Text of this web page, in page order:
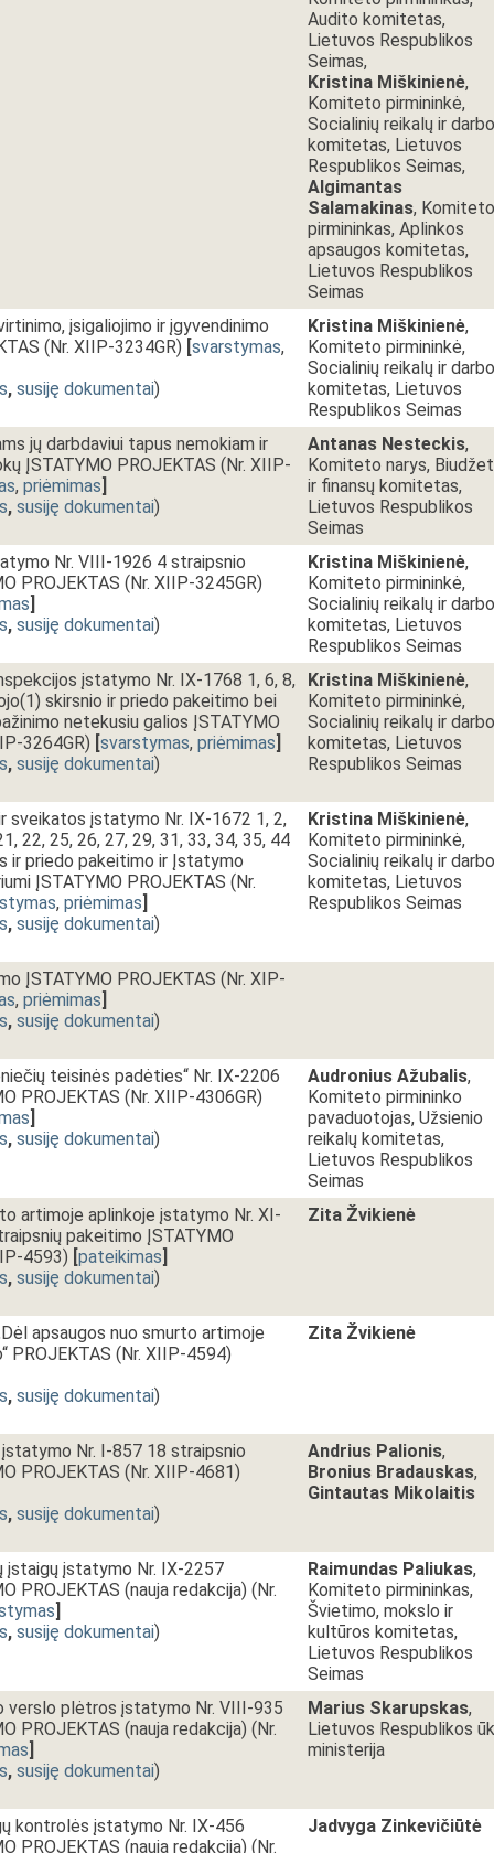
Audito komitetas,
Lietuvos Respublikos
Seimas,
Kristina Miškinienė,
Komiteto pirmininkė,
Socialinių reikalų ir darbo
komitetas, Lietuvos
Respublikos Seimas,
Algimantas
Salamakinas, Komiteto
pirmininkas, Aplinkos
apsaugos komitetas,
Lietuvos Respublikos
Seimas
įsigaliojimo ir įgyvendinimo
(Nr. XIIP-3234GR) [svarstymas,
, susiję dokumentai)
Kristina Miškinienė,
Komiteto pirmininkė,
Socialinių reikalų ir darbo
komitetas, Lietuvos
Respublikos Seimas
jų darbdaviui tapus nemokiam ir
ĮSTATYMO PROJEKTAS (Nr. XIIP-
, priėmimas]
, susiję dokumentai)
Antanas Nesteckis,
Komiteto narys,
ir finansų komitetas,
Lietuvos Respublikos
Seimas
Nr. VIII-1926 4 straipsnio
PROJEKTAS (Nr. XIIP-3245GR)
]
, susiję dokumentai)
Kristina Miškinienė,
Komiteto pirmininkė,
Socialinių reikalų ir darbo
komitetas, Lietuvos
Respublikos Seimas
įstatymo Nr. IX-1768 1, 6, 8,
skirsnio ir priedo pakeitimo bei
netekusiu galios ĮSTATYMO
3264GR) [svarstymas, priėmimas]
, susiję dokumentai)
Kristina Miškinienė,
Komiteto pirmininkė,
Socialinių reikalų ir darbo
komitetas, Lietuvos
Respublikos Seimas
sveikatos įstatymo Nr. IX-1672 1, 2,
22, 25, 26, 27, 29, 31, 33, 34, 35, 44
ir priedo pakeitimo ir Įstatymo
ĮSTATYMO PROJEKTAS (Nr.
, priėmimas]
, susiję dokumentai)
Kristina Miškinienė,
Komiteto pirmininkė,
Socialinių reikalų ir darbo
komitetas, Lietuvos
Respublikos Seimas
ĮSTATYMO PROJEKTAS (Nr. XIP-
, priėmimas]
, susiję dokumentai)
teisinės padėties“ Nr. IX-2206
PROJEKTAS (Nr. XIIP-4306GR)
]
, susiję dokumentai)
Audronius Ažubalis,
Komiteto pirmininko
pavaduotojas, Užsienio
reikalų komitetas,
Lietuvos Respublikos
Seimas
artimoje aplinkoje įstatymo Nr. XI-
pakeitimo ĮSTATYMO
4593) [pateikimas]
, susiję dokumentai)
Zita Žvikienė
apsaugos nuo smurto artimoje
PROJEKTAS (Nr. XIIP-4594)
, susiję dokumentai)
Zita Žvikienė
įstatymo Nr. I-857 18 straipsnio
PROJEKTAS (Nr. XIIP-4681)
, susiję dokumentai)
Andrius Palionis,
Bronius Bradauskas,
Gintautas Mikolaitis
įstaigų įstatymo Nr. IX-2257
PROJEKTAS (nauja redakcija) (Nr.
]
, susiję dokumentai)
Raimundas Paliukas,
Komiteto pirmininkas,
Švietimo, mokslo ir
kultūros komitetas,
Lietuvos Respublikos
Seimas
verslo plėtros įstatymo Nr. VIII-935
PROJEKTAS (nauja redakcija) (Nr.
]
, susiję dokumentai)
Marius Skarupskas,
Lietuvos Respublikos
ministerija
kontrolės įstatymo Nr. IX-456
PROJEKTAS (nauja redakcija) (Nr.
Jadvyga Zinkevičiūtė